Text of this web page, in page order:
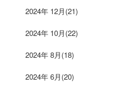
2024年 12月(21)
2024年 10月(22)
2024年 8月(18)
2024年 6月(20)